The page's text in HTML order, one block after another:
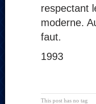
respectant
moderne.
faut.
1993
This post has no tag